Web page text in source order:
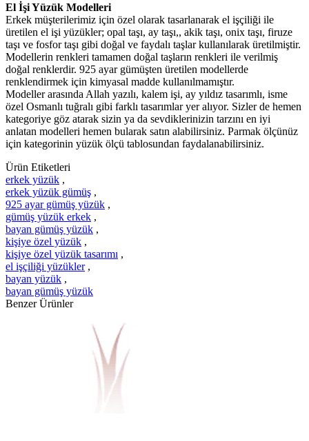
El İşi Yüzük Modelleri
Erkek müşterilerimiz için özel olarak tasarlanarak el işçiliği ile
üretilen el işi yüzükler; opal taşı, ay taşı,, akik taşı, onix taşı, firuze
taşı ve fosfor taşı gibi doğal ve faydalı taşlar kullanılarak üretilmiştir.
Modellerin renkleri tamamen doğal taşların renkleri ile verilmiş
doğal renklerdir. 925 ayar gümüşten üretilen modellerde
renklendirmek için kimyasal madde kullanılmamıştır.
Modeller arasında Allah yazılı, kalem işi, ay yıldız tasarımlı, isme
özel Osmanlı tuğralı gibi farklı tasarımlar yer alıyor. Sizler de hemen
kategoriye göz atarak sizin ya da sevdiklerinizin tarzını en iyi
anlatan modelleri hemen bularak satın alabilirsiniz. Parmak ölçünüz
için kategorinin yüzük ölçü tablosundan faydalanabilirsiniz.
Ürün Etiketleri
erkek yüzük ,
erkek yüzük gümüş ,
925 ayar gümüş yüzük ,
gümüş yüzük erkek ,
bayan gümüş yüzük ,
kişiye özel yüzük ,
kişiye özel yüzük tasarımı ,
el işçiliği yüzükler ,
bayan yüzük ,
bayan gümüş yüzük
Benzer Ürünler